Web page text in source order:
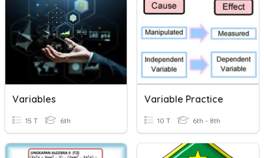
Variables
15 T 6th
Variable Practice
10 T 6th - 8th